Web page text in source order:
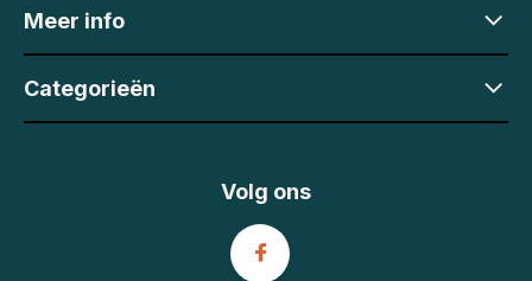
Meer info
Categorieën
Volg ons